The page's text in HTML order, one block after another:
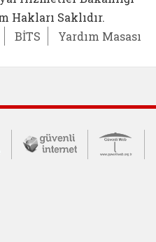
Hakları Saklıdır.
BİTS Yardım Masası
İletişim Merkezi
Çocuklar Güvende (yeni
Güvenli